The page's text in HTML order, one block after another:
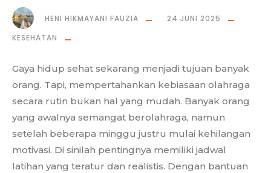
HENI HIKMAYANI FAUZIA
24 JUNI 2025
KESEHATAN
Gaya hidup sehat sekarang menjadi tujuan banyak
orang. Tapi, mempertahankan kebiasaan olahraga
secara rutin bukan hal yang mudah. Banyak orang
yang awalnya semangat berolahraga, namun
setelah beberapa minggu justru mulai kehilangan
motivasi. Di sinilah pentingnya memiliki jadwal
latihan yang teratur dan realistis. Dengan bantuan